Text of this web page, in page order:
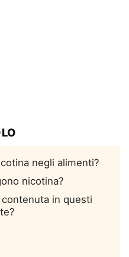
negli alimenti?
nicotina?
in questi